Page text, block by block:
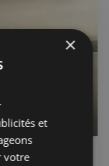
×
et
votre